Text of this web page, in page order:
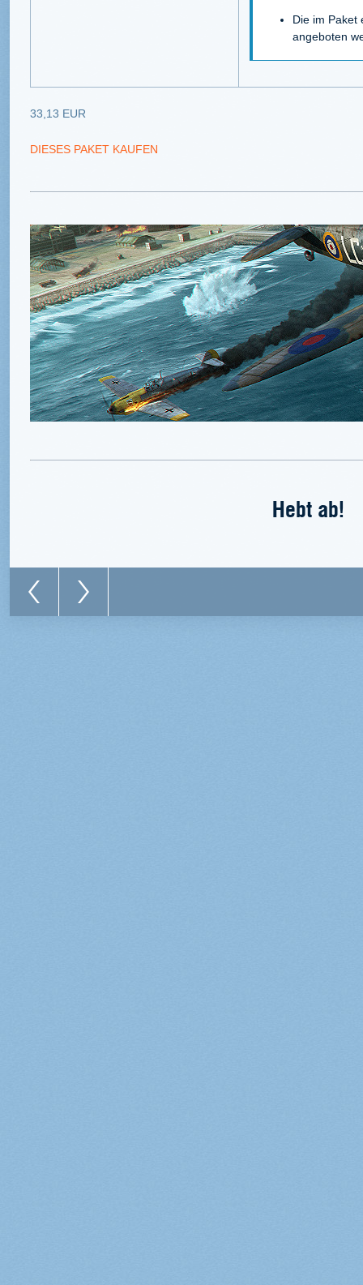
Die im Paket
angeboten
33,13 EUR
DIESES PAKET KAUFEN
Hebt ab!